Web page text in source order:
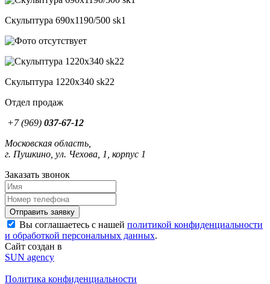
Скульптура 690x1190/500 sk1
Скульптура 1220x340 sk22
Отдел продаж
+7 (969) 037-67-12
Московская область,
г. Пушкино, ул. Чехова, 1, корпус 1
Заказать звонок
Вы соглашаетесь с нашей политикой конфиденциальности
и обработкой персональных данных.
Сайт создан в
SUN agency
Политика конфиденциальности